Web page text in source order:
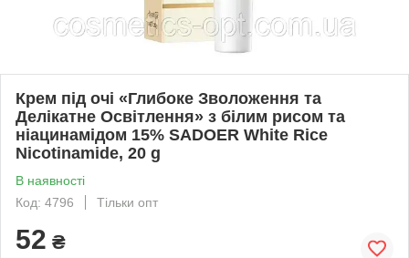
Крем під очі «Глибоке Зволоження та
Делікатне Освітлення» з білим рисом та
ніацинамідом 15% SADOER White Rice
Nicotinamide, 20 g
В наявності
Код: 4796
Тільки опт
52 ₴